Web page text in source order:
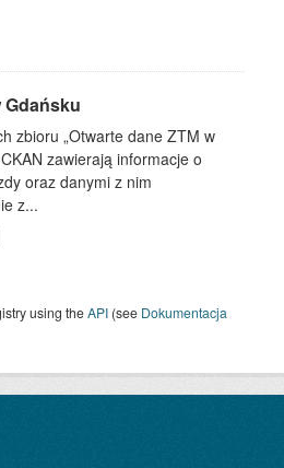
Gdańsku
zbioru „Otwarte dane ZTM w
zawierają informacje o
oraz danymi z nim
z...
using theAPI (see Dokumentacja